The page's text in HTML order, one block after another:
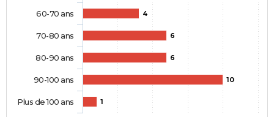
4
6
6
10
1
60-70 ans
70-80 ans
80-90 ans
90-100 ans
Plus de 100 ans